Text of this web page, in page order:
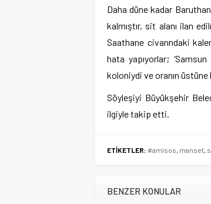
Daha düne kadar
kalmıştır, sit alanı ilan
Saathane civarındaki
hata yapıyorlar;
koloniydi ve oranın
Söyleşiyi Büyükşehir
ilgiyle takip etti.
ETİKETLER: #amisos, manset,
BENZER KONULAR